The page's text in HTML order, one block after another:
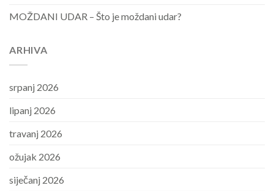
MOŽDANI UDAR – Što je moždani udar?
ARHIVA
srpanj 2026
lipanj 2026
travanj 2026
ožujak 2026
siječanj 2026